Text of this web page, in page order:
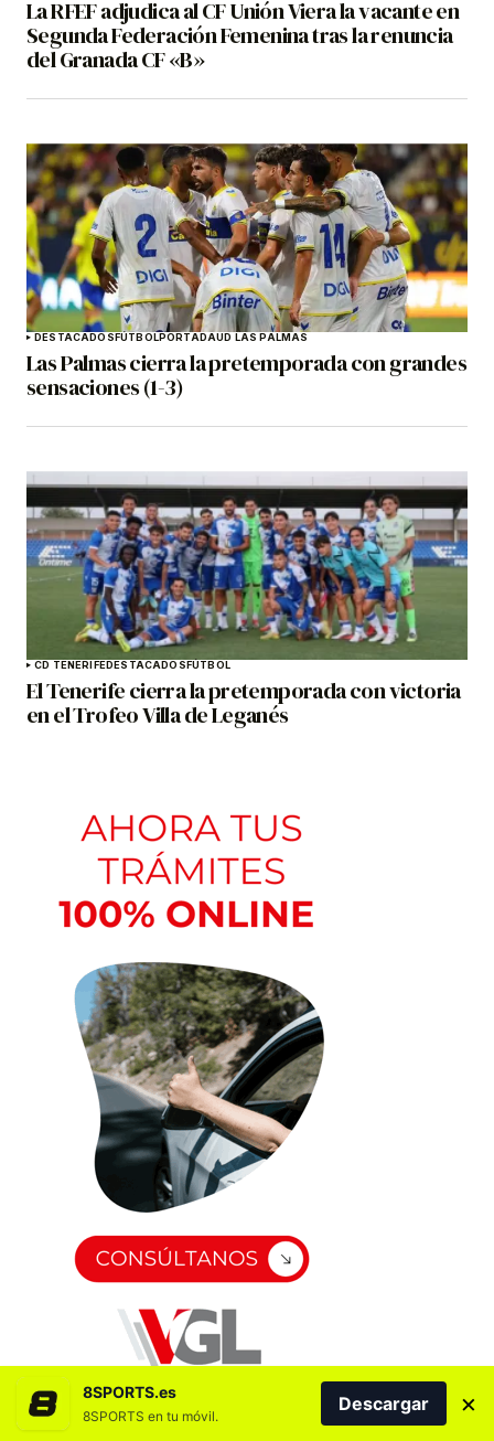
La RFEF adjudica al CF Unión Viera la vacante en
Segunda Federación Femenina tras la renuncia
del Granada CF «B»
DESTACADOSFÚTBOLPORTADAUD LAS PALMAS
Las Palmas cierra la pretemporada con grandes
sensaciones (1-3)
CD TENERIFEDESTACADOSFÚTBOL
El Tenerife cierra la pretemporada con victoria
en el Trofeo Villa de Leganés
8SPORTS.es
8SPORTS en tu móvil.
Descargar ×